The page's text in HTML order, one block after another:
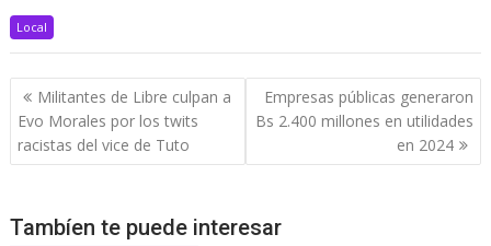
Local
Navegación
de
entradas
Militantes de Libre culpan a
Evo Morales por los twits
racistas del vice de Tuto
Empresas públicas generaron
Bs 2.400 millones en utilidades
en 2024
Tambíen te puede interesar